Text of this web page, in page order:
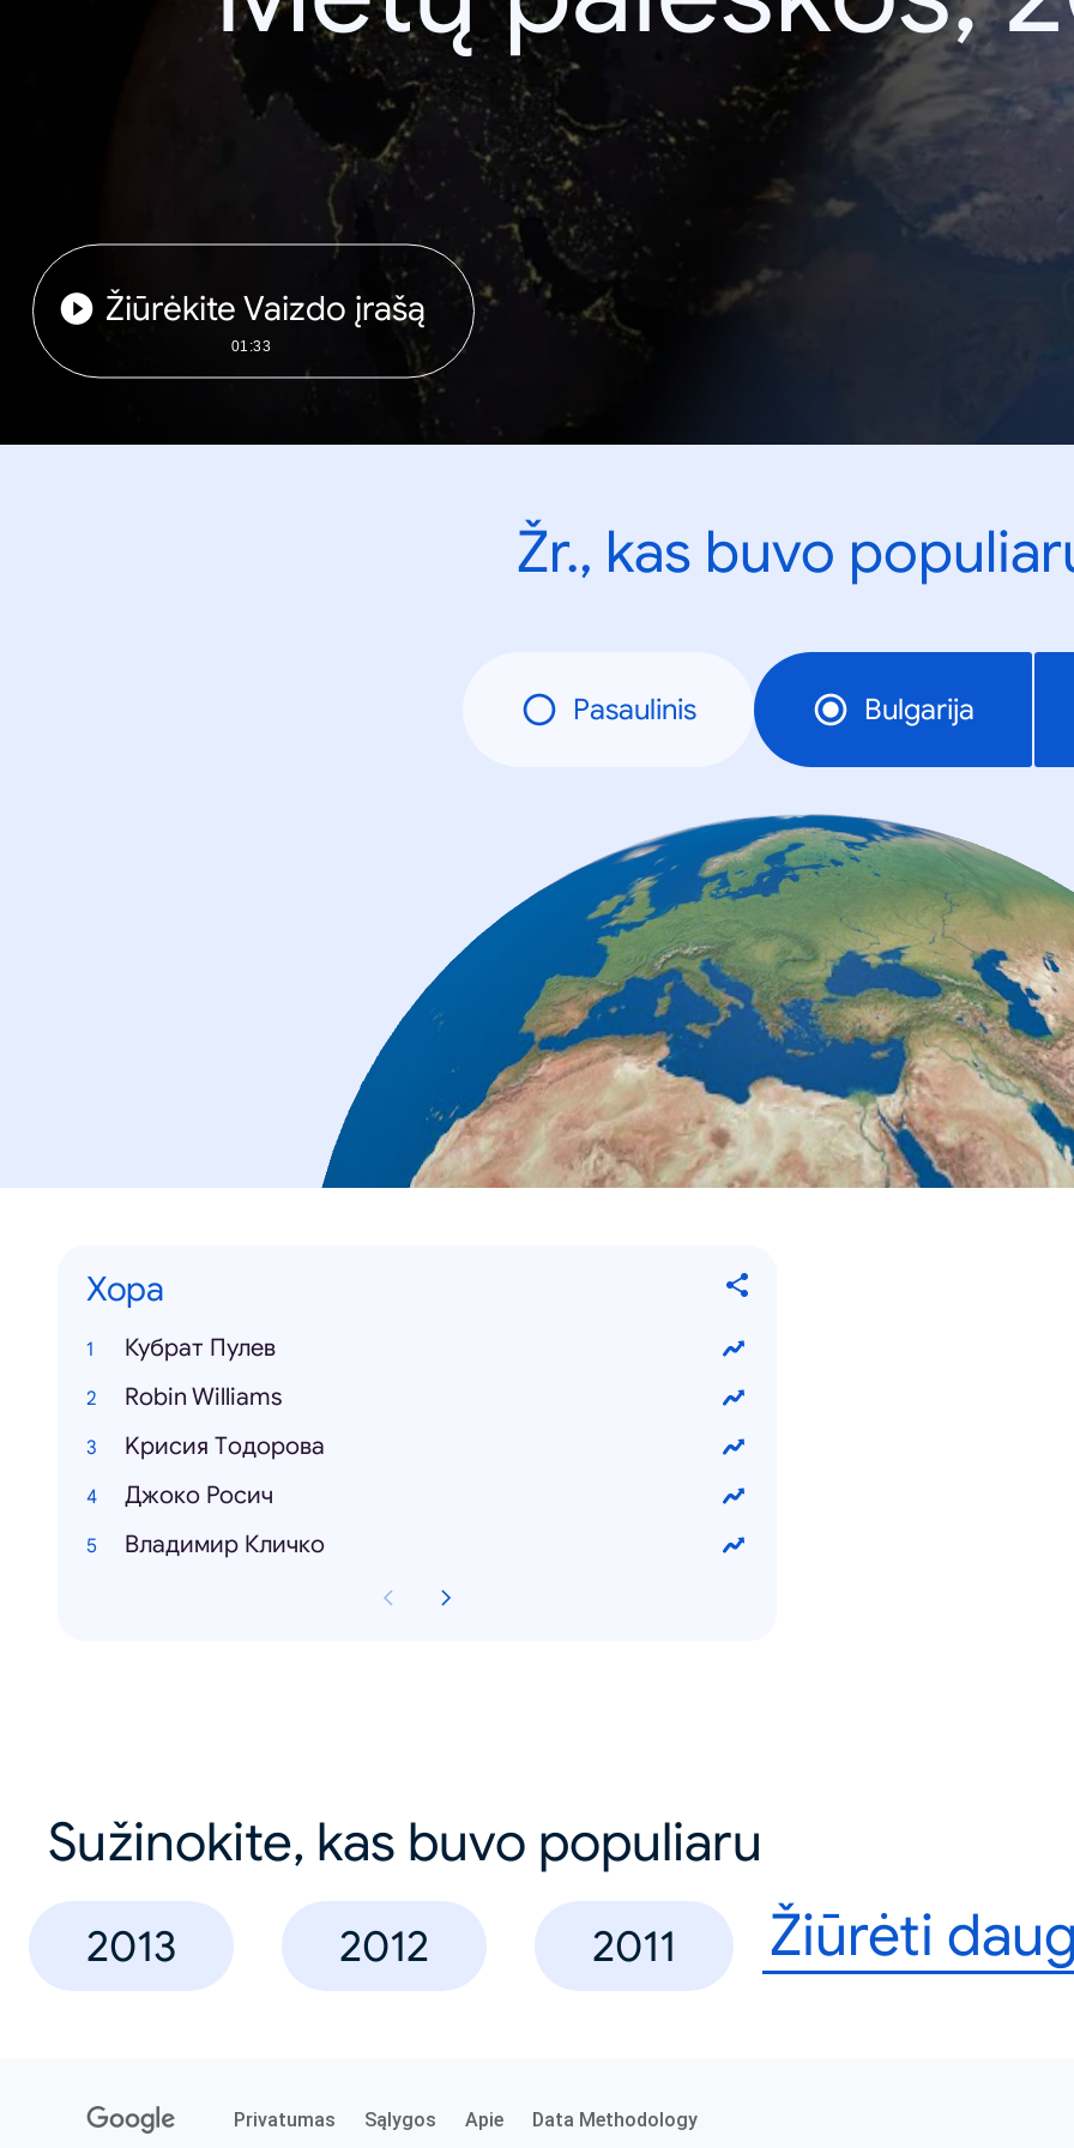
Žiūrėkite Vaizdo įrašą
01:33
Žr., kas buvo
Pasaulinis Bulgarija
Хора
Кубрат Пулев
Robin Williams
Kрисия Tодорова
Джоко Росич
Владимир Кличко
Sužinokite, kas buvo populiaru
2013 2012 2011 Žiūrėti
Privatumas Sąlygos Apie Data Methodology